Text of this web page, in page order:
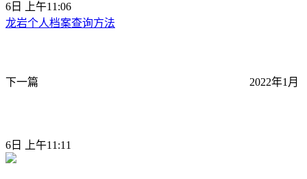
6日 上午11:06
龙岩个人档案查询方法
下一篇 2022年1月
6日 上午11:11